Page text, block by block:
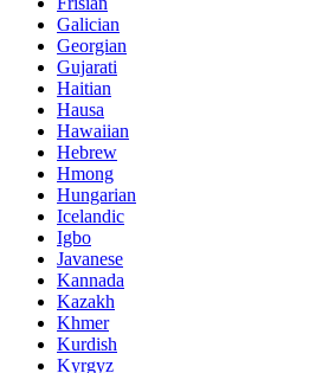
Galician
Georgian
Gujarati
Haitian
Hausa
Hawaiian
Hebrew
Hmong
Hungarian
Icelandic
Igbo
Javanese
Kannada
Kazakh
Khmer
Kurdish
Kyrgyz